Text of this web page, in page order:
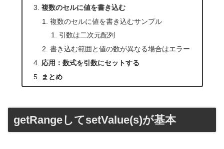
複数のセルに値を書き込む
複数のセルに値を書き込むサンプル
引数は二次元配列
書き込む範囲と値の数が異なる場合はエラー
応用：数式を引数にセットする
まとめ
getRangeしてsetValue(s)が基本